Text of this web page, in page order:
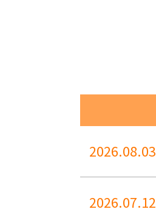
2026.08.03
2026.07.12